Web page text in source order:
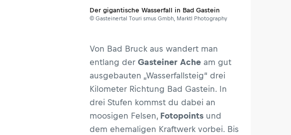
Der gigantische Wasserfall in Bad Gastein
© Gasteinertal Touri smus Gmbh, Marktl Photography
Von Bad Bruck aus wandert man
entlang der Gasteiner Ache am gut
ausgebauten „Wasserfallsteig“ drei
Kilometer Richtung Bad Gastein. In
drei Stufen kommst du dabei an
moosigen Felsen, Fotopoints und
dem ehemaligen Kraftwerk vorbei. Bis